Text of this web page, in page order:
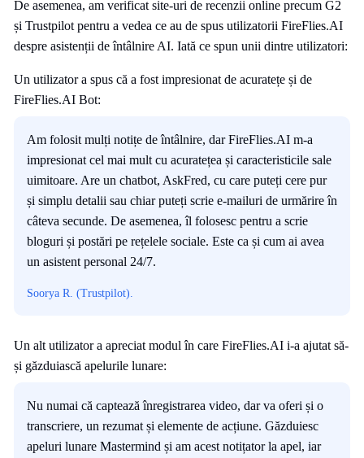
De asemenea, am verificat site-uri de recenzii online precum G2
și Trustpilot pentru a vedea ce au de spus utilizatorii FireFlies.AI
despre asistenții de întâlnire AI. Iată ce spun unii dintre utilizatori:
Un utilizator a spus că a fost impresionat de acuratețe și de
FireFlies.AI Bot:
Am folosit mulți notițe de întâlnire, dar FireFlies.AI m-a
impresionat cel mai mult cu acuratețea și caracteristicile sale
uimitoare. Are un chatbot, AskFred, cu care puteți cere pur
și simplu detalii sau chiar puteți scrie e-mailuri de urmărire în
câteva secunde. De asemenea, îl folosesc pentru a scrie
bloguri și postări pe rețelele sociale. Este ca și cum ai avea
un asistent personal 24/7.
Soorya R. (Trustpilot).
Un alt utilizator a apreciat modul în care FireFlies.AI i-a ajutat să-
și găzduiască apelurile lunare:
Nu numai că captează înregistrarea video, dar va oferi și o
transcriere, un rezumat și elemente de acțiune. Găzduiesc
apeluri lunare Mastermind și am acest notițator la apel, iar